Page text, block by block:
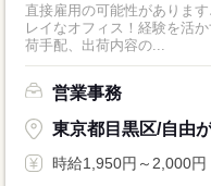
直接雇用の可能性がありま
レイなオフィス！経験を
荷手配、出荷内容の...
営業事務
東京都目黒区/自由
時給1,950円～2,000円